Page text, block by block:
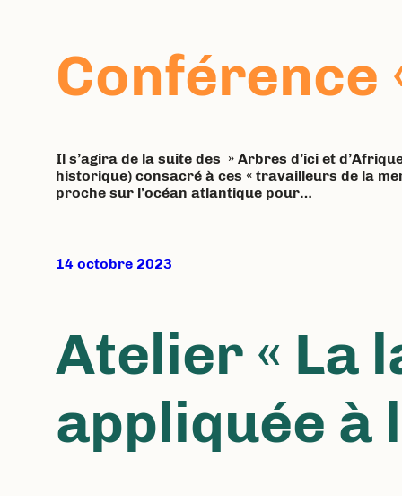
Conférence
Il s’agira de la suite des » Arbres d’ici et
historique) consacré à ces « travailleurs de la
proche sur l’océan atlantique pour…
14 octobre 2023
Atelier « La
appliquée à